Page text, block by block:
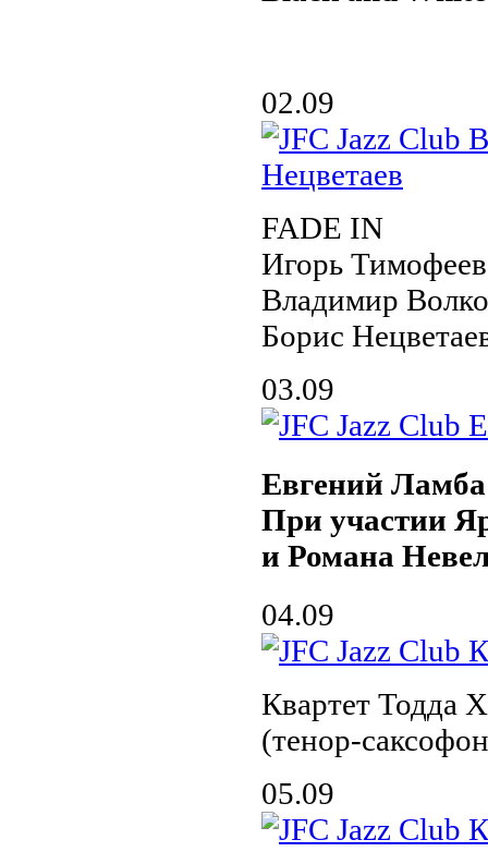
02.09
FADE IN
Игорь
Владимир
Борис
03.09
Евгений
При участии
и Романа
04.09
Квартет Тодда
(тенор-
05.09